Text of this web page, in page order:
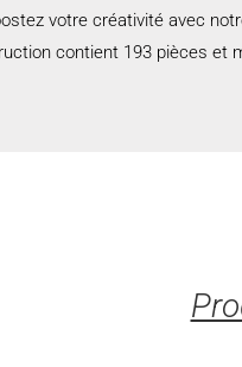
votre créativité avec
contient 193 pièces et